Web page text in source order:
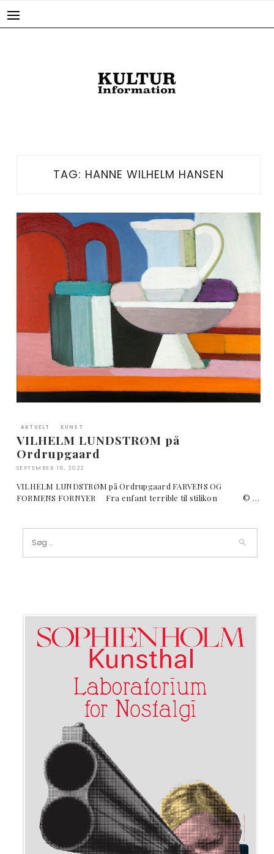
TAG: HANNE WILHELM HANSEN
AKTUELT KUNST
VILHELM LUNDSTRØM på
Ordrupgaard
SEPTEMBER 16, 2022
VILHELM LUNDSTRØM på Ordrupgaard FARVENS OG
FORMENS FORNYER Fra enfant terrible til stilikon © …